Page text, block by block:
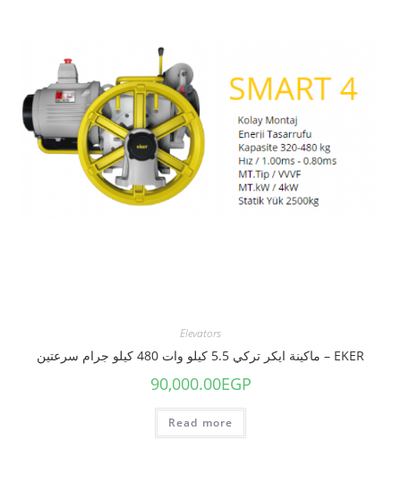
Elevators
EKER – ماكينة ايكر تركي 5.5 كيلو وات 480 كيلو جرام سرعتين
90,000.00EGP
Read more